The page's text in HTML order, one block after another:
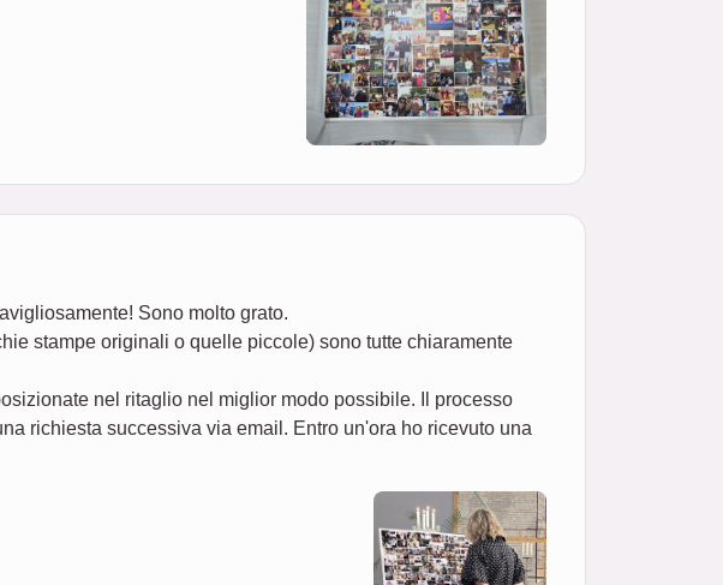
Sono molto grato.
stampe originali o quelle piccole) sono tutte chiaramente
nel ritaglio nel miglior modo possibile. Il processo
richiesta successiva via email. Entro un'ora ho ricevuto una